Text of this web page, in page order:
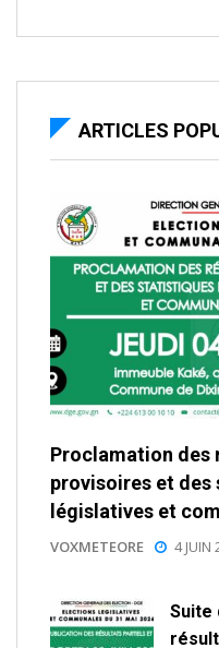
ARTICLES
Proclamation des
provisoires et
législatives et
VOXMETEORE 4 JUIN
Suite